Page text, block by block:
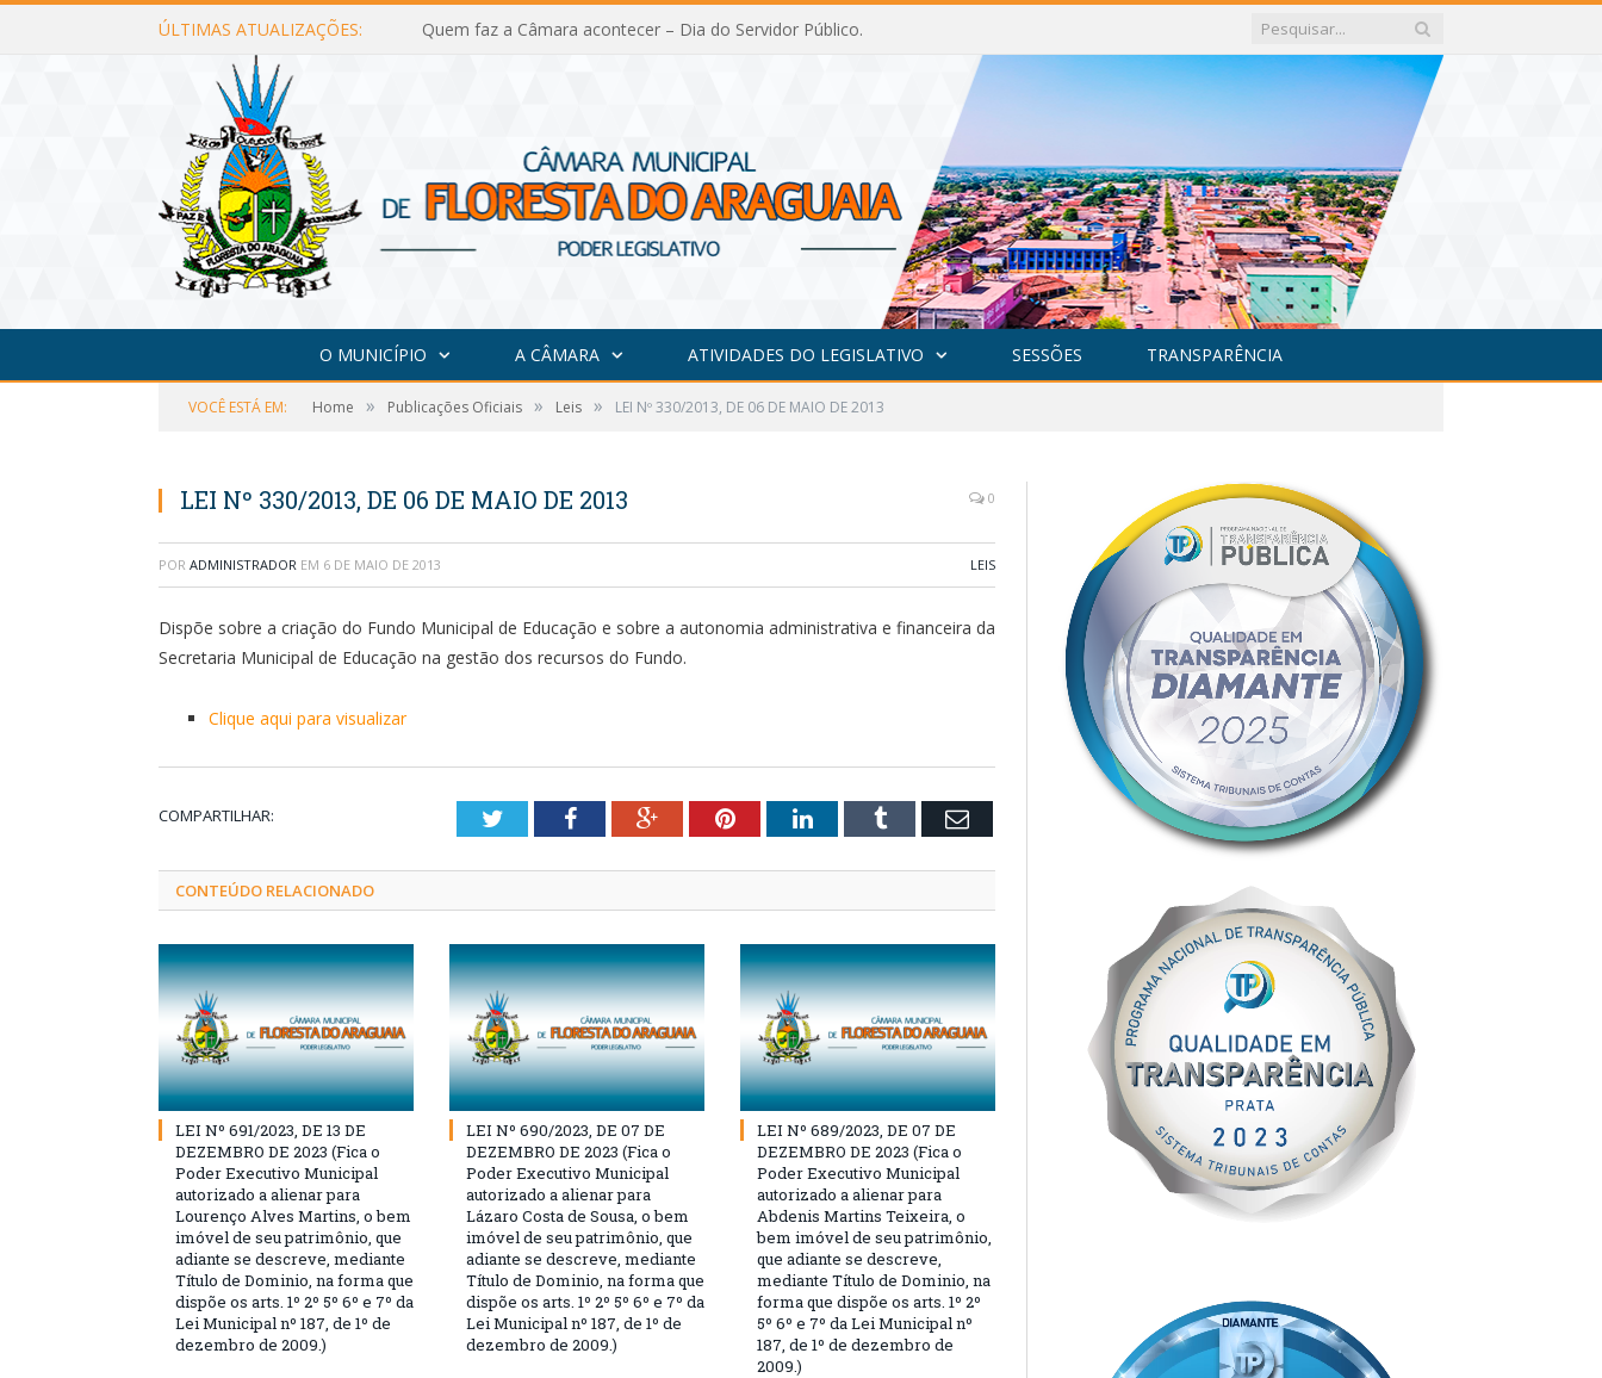
ÚLTIMAS ATUALIZAÇÕES: Quem faz a Câmara acontecer – Dia do Servidor Público.
O MUNICÍPIO A CÂMARA ATIVIDADES DO LEGISLATIVO SESSÕES TRANSPARÊNCIA
VOCÊ ESTÁ EM: Home » Publicações Oficiais » Leis » LEI Nº 330/2013, DE 06 DE MAIO DE 2013
LEI Nº 330/2013, DE 06 DE MAIO DE 2013 0
POR ADMINISTRADOR EM 6 DE MAIO DE 2013 LEIS
Dispõe sobre a criação do Fundo Municipal de Educação e sobre a autonomia administrativa e financeira da
Secretaria Municipal de Educação na gestão dos recursos do Fundo.
Clique aqui para visualizar
COMPARTILHAR: TwitterFacebookGoogle+PinterestLinkedInTumblr Email
CONTEÚDO RELACIONADO
LEI Nº 691/2023, DE 13 DE
DEZEMBRO DE 2023 (Fica o
Poder Executivo Municipal
autorizado a alienar para
Lourenço Alves Martins, o bem
imóvel de seu patrimônio, que
adiante se descreve, mediante
Título de Dominio, na forma que
dispõe os arts. 1º 2º 5º 6º e 7º da
Lei Municipal nº 187, de 1º de
dezembro de 2009.)
LEI Nº 690/2023, DE 07 DE
DEZEMBRO DE 2023 (Fica o
Poder Executivo Municipal
autorizado a alienar para
Lázaro Costa de Sousa, o bem
imóvel de seu patrimônio, que
adiante se descreve, mediante
Título de Dominio, na forma que
dispõe os arts. 1º 2º 5º 6º e 7º da
Lei Municipal nº 187, de 1º de
dezembro de 2009.)
LEI Nº 689/2023, DE 07 DE
DEZEMBRO DE 2023 (Fica o
Poder Executivo Municipal
autorizado a alienar para
Abdenis Martins Teixeira, o
bem imóvel de seu patrimônio,
que adiante se descreve,
mediante Título de Dominio, na
forma que dispõe os arts. 1º 2º
5º 6º e 7º da Lei Municipal nº
187, de 1º de dezembro de
2009.)